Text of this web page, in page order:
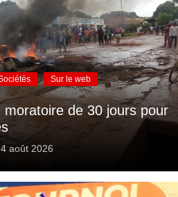
Sur le web
moratoire de 30 jours pour
4 août 2026